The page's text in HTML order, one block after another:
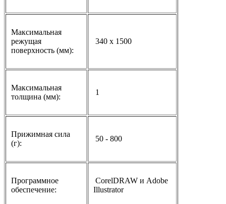
Максимальная
режущая
поверхность (мм):
340 х 1500
Максимальная
толщина (мм):
1
Прижимная сила
(г):
50 - 800
Программное
обеспечение:
CorelDRAW и Adobe
Illustrator